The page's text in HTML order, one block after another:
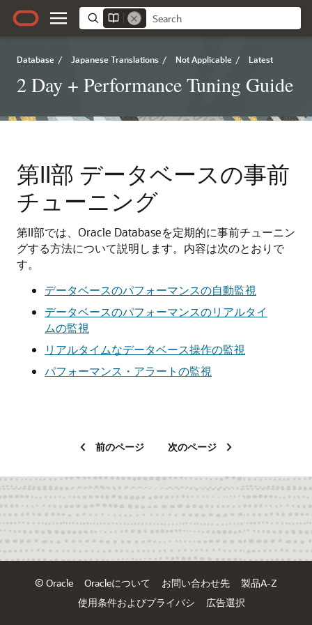
Database / Japanese Translations / Not Applicable / Latest
2 Day + Performance Tuning Guide
第II部 データベースの事前
チューニング
第II部では、Oracle Databaseを定期的に事前チューニン
グする方法について説明します。内容は次のとおりで
す。
データベースのパフォーマンスの自動監視
データベースのパフォーマンスのリアルタイ
ムの監視
リアルタイムなデータベース操作の監視
パフォーマンス・アラートの監視
前のページ 次のページ
© Oracle Oracleについて お問い合わせ先
製品A-Z
使用条件およびプライバシ
広告選択